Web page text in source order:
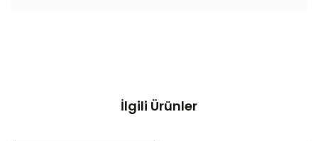
İlgili Ürünler